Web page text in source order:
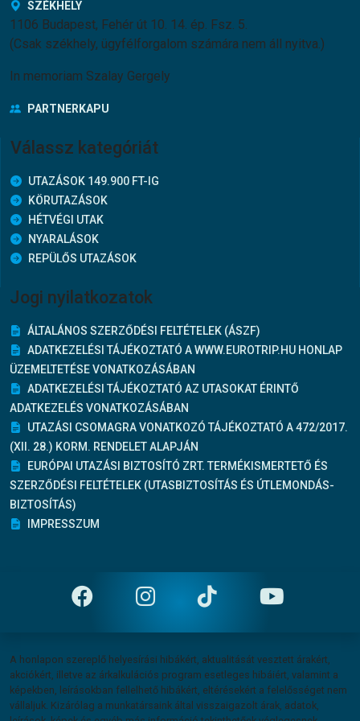
SZÉKHELY
1106 Budapest, Fehér út 10. 14. ép. Fsz. 5.
(Csak székhely, ügyfélforgalom számára nem áll nyitva.)
In memoriam Szalay Gergely
PARTNERKAPU
Válassz kategóriát
UTAZÁSOK 149.900 FT-IG
KÖRUTAZÁSOK
HÉTVÉGI UTAK
NYARALÁSOK
REPÜLŐS UTAZÁSOK
Jogi nyilatkozatok
ÁLTALÁNOS SZERZŐDÉSI FELTÉTELEK (ÁSZF)
ADATKEZELÉSI TÁJÉKOZTATÓ A WWW.EUROTRIP.HU HONLAP
ÜZEMELTETÉSE VONATKOZÁSÁBAN
ADATKEZELÉSI TÁJÉKOZTATÓ AZ UTASOKAT ÉRINTŐ
ADATKEZELÉS VONATKOZÁSÁBAN
UTAZÁSI CSOMAGRA VONATKOZÓ TÁJÉKOZTATÓ A 472/2017.
(XII. 28.) KORM. RENDELET ALAPJÁN
EURÓPAI UTAZÁSI BIZTOSÍTÓ ZRT. TERMÉKISMERTETŐ ÉS
SZERZŐDÉSI FELTÉTELEK (UTASBIZTOSÍTÁS ÉS ÚTLEMONDÁS-
BIZTOSÍTÁS)
IMPRESSZUM
Felelősség vállalás
A honlapon szereplő helyesírási hibákért, aktualitását vesztett árakért,
akciókért, illetve az árkalkulációs program esetleges hibáiért, valamint a
képekben, leírásokban fellelhető hibákért, eltérésekért a felelősséget nem
vállaljuk. Kizárólag a munkatársaink által visszaigazolt árak, adatok,